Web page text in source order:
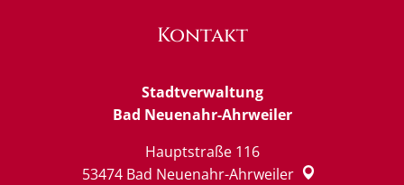
Kontakt
Stadtverwaltung
Bad Neuenahr-Ahrweiler
Hauptstraße 116
53474 Bad Neuenahr-Ahrweiler